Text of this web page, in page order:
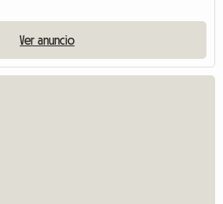
Ver anuncio